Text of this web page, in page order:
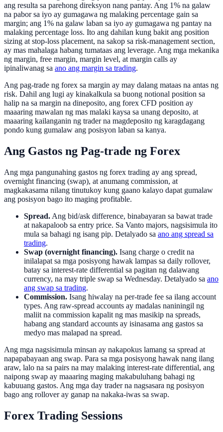
ang resulta sa parehong direksyon nang pantay. Ang 1% na galaw
na pabor sa iyo ay gumagawa ng malaking percentage gain sa
margin; ang 1% na galaw laban sa iyo ay gumagawa ng pantay na
malaking percentage loss. Ito ang dahilan kung bakit ang position
sizing at stop-loss placement, na sakop sa risk-management section,
ay mas mahalaga habang tumataas ang leverage. Ang mga mekanika
ng margin, free margin, margin level, at margin calls ay
ipinaliwanag sa ano ang margin sa trading.
Ang pag-trade ng forex sa margin ay may dalang mataas na antas ng
risk. Dahil ang lugi ay kinakalkula sa buong notional position sa
halip na sa margin na dineposito, ang forex CFD position ay
maaaring mawalan ng mas malaki kaysa sa unang deposito, at
maaaring kailanganin ng trader na magdeposito ng karagdagang
pondo kung gumalaw ang posisyon laban sa kanya.
Ang Gastos ng Pag-trade ng Forex
Ang mga pangunahing gastos ng forex trading ay ang spread,
overnight financing (swap), at anumang commission, at
magkakasama nilang tinutukoy kung gaano kalayo dapat gumalaw
ang posisyon bago ito maging profitable.
Spread. Ang bid/ask difference, binabayaran sa bawat trade
at nakapaloob sa entry price. Sa Vanto majors, nagsisimula ito
mula sa bahagi ng isang pip. Detalyado sa ano ang spread sa
trading.
Swap (overnight financing). Isang charge o credit na
inilalapat sa mga posisyong hawak lampas sa daily rollover,
batay sa interest-rate differential sa pagitan ng dalawang
currency, na may triple swap sa Wednesday. Detalyado sa ano
ang swap sa trading.
Commission. Isang hiwalay na per-trade fee sa ilang account
types. Ang raw-spread accounts ay madalas naniningil ng
maliit na commission kapalit ng mas masikip na spreads,
habang ang standard accounts ay isinasama ang gastos sa
medyo mas malapad na spread.
Ang mga nagsisimula minsan ay nakapokus lamang sa spread at
napapabayaan ang swap. Para sa mga posisyong hawak nang ilang
araw, lalo na sa pairs na may malaking interest-rate differential, ang
naipong swap ay maaaring maging makabuluhang bahagi ng
kabuuang gastos. Ang mga day trader na nagsasara ng posisyon
bago ang rollover ay ganap na nakaka-iwas sa swap.
Forex Trading Sessions